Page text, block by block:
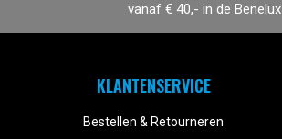
vanaf € 40,- in de Benelux
KLANTENSERVICE
Bestellen & Retourneren